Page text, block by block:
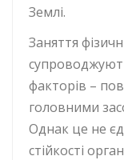
Землі.
Заняття
факторів –
головними
Однак це не
стійкості